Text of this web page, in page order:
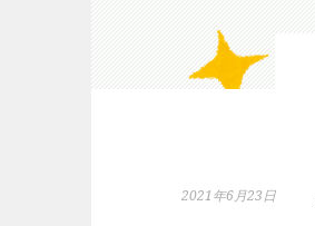
2021年6月23日